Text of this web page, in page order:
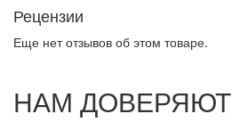
Рецензии
Еще нет отзывов об этом товаре.
НАМ ДОВЕРЯЮТ